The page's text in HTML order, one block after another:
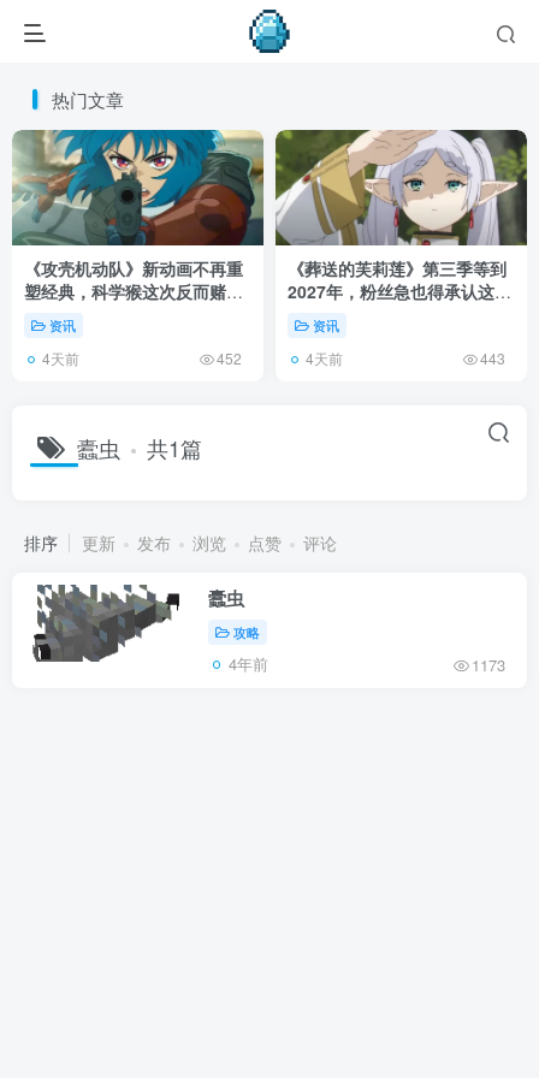
热门文章
《攻壳机动队》新动画不再重
塑经典，科学猴这次反而赌对
了！资讯
4天前 452
《葬送的芙莉莲》第三季等到
2027年，粉丝急也得承认这次
慢得有道理！
资讯
4天前 443
蠹虫 共1篇
排序 更新 发布 浏览 点赞 评论
蠹虫
攻略
4年前 1173